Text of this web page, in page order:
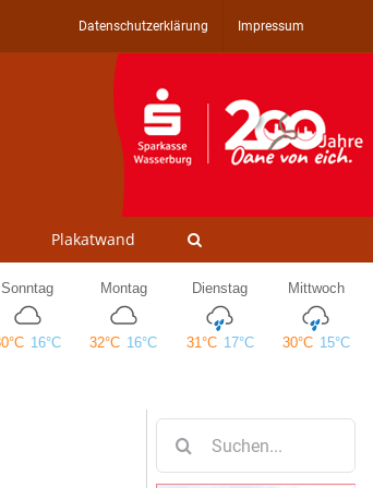
Datenschutzerklärung Impressum
Plakatwand
nach: